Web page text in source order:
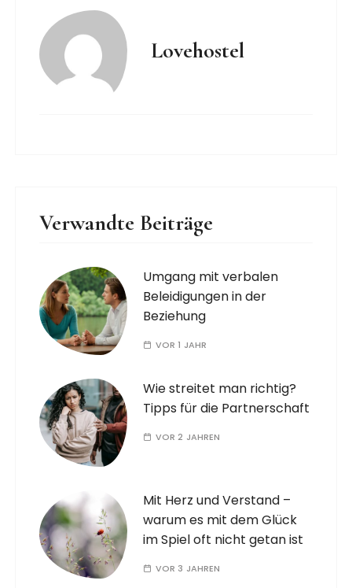
Lovehostel
Verwandte Beiträge
Umgang mit verbalen
Beleidigungen in der
Beziehung
VOR 1 JAHR
Wie streitet man richtig?
Tipps für die Partnerschaft
VOR 2 JAHREN
Mit Herz und Verstand –
warum es mit dem Glück
im Spiel oft nicht getan ist
VOR 3 JAHREN